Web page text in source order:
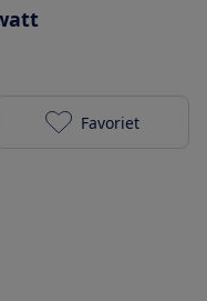
Severin
Favoriet